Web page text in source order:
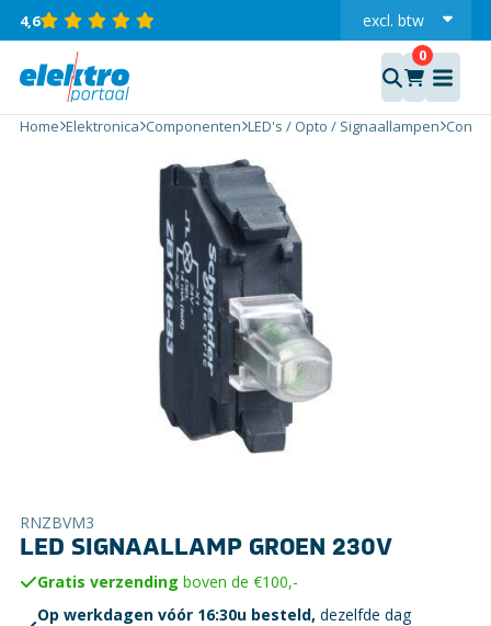
4,6 excl. btw
incl.
Home Elektronica Componenten LED's / Opto / Signaallampen
RNZBVM3
LED SIGNAALLAMP GROEN 230V
Gratis verzending boven de €100,-
Op werkdagen vóór 16:30u besteld, dezelfde dag
SIGNAALLAMP